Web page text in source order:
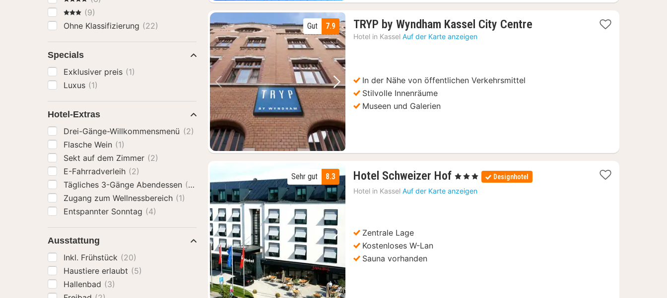
Vorheriges Bild Nächstes Bild
7.9
Gut TRYP by Wyndham Kassel City Centre
Hotel in Kassel Auf der Karte anzeigen
In der Nähe von öffentlichen Verkehrsmittel
Stilvolle Innenräume
Museen und Galerien
Vorheriges Bild Nächstes Bild
8.3
Sehr gut Hotel Schweizer Hof 1
Nacht
ab
, 3 Sterne Designhotel
Hotel in Kassel Auf der Karte anzeigen
Zentrale Lage
Kostenloses W-Lan
Sauna vorhanden
3 Sterne
(9)
Ohne Klassifizierung (22)
Specials
Exklusiver preis (1)
Luxus (1)
Hotel-Extras
Drei-Gänge-Willkommensmenü (2)
Flasche Wein (1)
Sekt auf dem Zimmer (2)
E-Fahrradverleih (2)
Tägliches 3-Gänge Abendessen (2)
Zugang zum Wellnessbereich (1)
Entspannter Sonntag (4)
Ausstattung
Inkl. Frühstück (20)
Haustiere erlaubt (5)
Hallenbad (3)